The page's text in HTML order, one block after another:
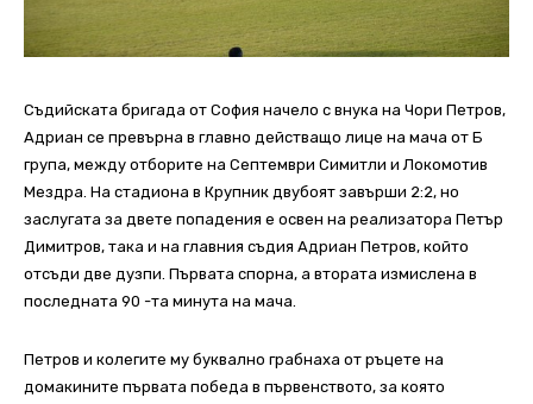
Съдийската бригада от София начело с внука на Чори Петров,
Адриан се превърна в главно действащо лице на мача от Б
група, между отборите на Септември Симитли и Локомотив
Мездра. На стадиона в Крупник двубоят завърши 2:2, но
заслугата за двете попадения е освен на реализатора Петър
Димитров, така и на главния съдия Адриан Петров, който
отсъди две дузпи. Първата спорна, а втората измислена в
последната 90 -та минута на мача.
Петров и колегите му буквално грабнаха от ръцете на
домакините първата победа в първенството, за която